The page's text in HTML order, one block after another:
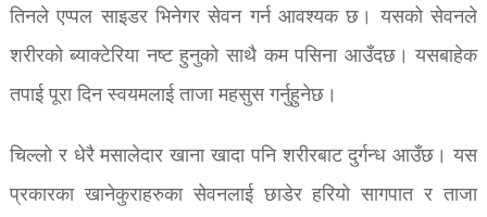
तिनले एप्पल साइडर भिनेगर सेवन गर्न आवश्यक छ। यसको सेवनले
शरीरको ब्याक्टेरिया नष्ट हुनुको साथै कम पसिना आउँदछ। यसबाहेक
तपाई पूरा दिन स्वयमलाई ताजा महसुस गर्नुहुनेछ।
चिल्लो र धेरै मसालेदार खाना खादा पनि शरीरबाट दुर्गन्ध आउँछ। यस
प्रकारका खानेकुराहरुका सेवनलाई छाडेर हरियो सागपात र ताजा